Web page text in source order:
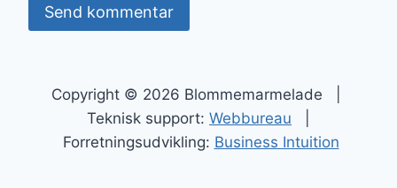
Copyright © 2026 Blommemarmelade |
Teknisk support: Webbureau
Forretningsudvikling: Business Intuition